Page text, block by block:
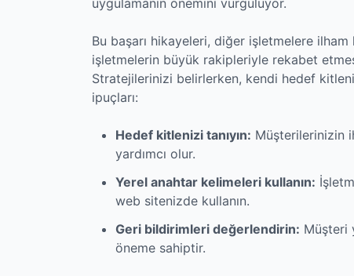
Bu başarı hikayeleri, diğer işletmelere
işletmelerin büyük rakipleriyle rekabet
Stratejilerinizi belirlerken, kendi hedef
ipuçları:
Hedef kitlenizi tanıyın: Müşterilerinizin
yardımcı olur.
Yerel anahtar kelimeleri kullanın:
web sitenizde kullanın.
Geri bildirimleri değerlendirin: Müşteri
öneme sahiptir.